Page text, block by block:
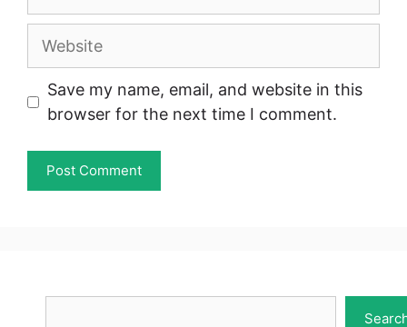
Website
Save my name, email, and website in this
browser for the next time I comment.